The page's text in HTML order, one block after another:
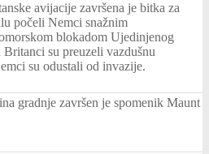
avijacije završena je bitka za
počeli Nemci snažnim
blokadom Ujedinjenog
su preuzeli vazdušnu
su odustali od invazije.
gradnje završen je spomenik Maunt